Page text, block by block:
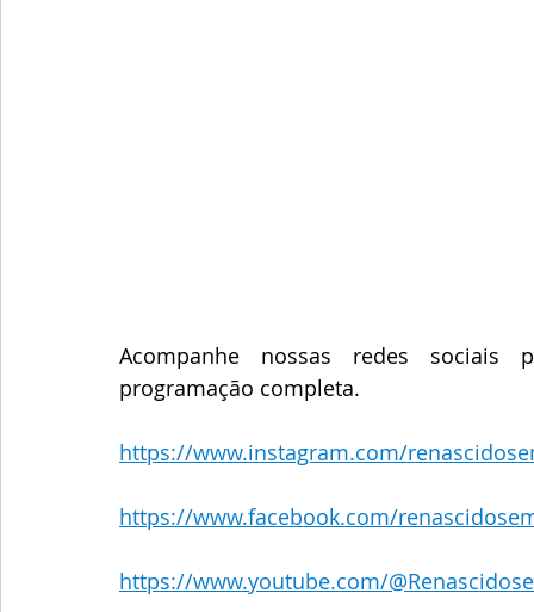
Acompanhe nossas redes
programação completa.
https://www.instagram.com/
https://www.facebook.com/
https://www.youtube.com/